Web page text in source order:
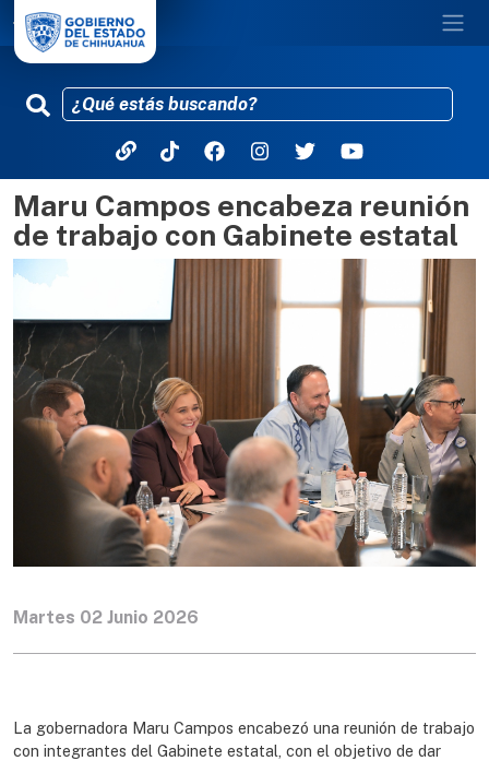
Pasar al contenido principal
Maru Campos encabeza reunión
de trabajo con Gabinete estatal
Martes 02 Junio 2026
La gobernadora Maru Campos encabezó una reunión de trabajo
con integrantes del Gabinete estatal, con el objetivo de dar